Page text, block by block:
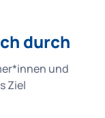
durch
und
Ziel